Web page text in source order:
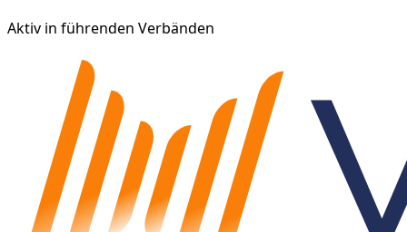
Aktiv in führenden Verbänden